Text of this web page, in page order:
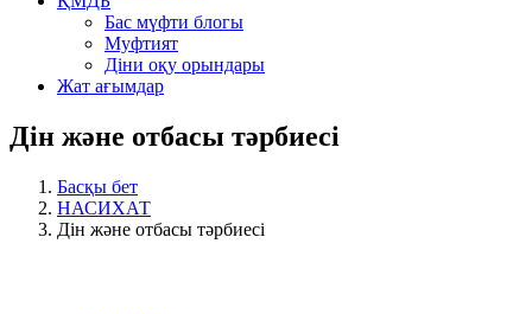
Бас мүфти блогы
Муфтият
Діни оқу орындары
Жат ағымдар
Дін және отбасы тәрбиесі
Басқы бет
НАСИХАТ
Дін және отбасы тәрбиесі